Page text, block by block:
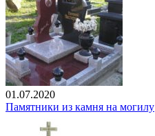
01.07.2020
Памятники из камня на могилу